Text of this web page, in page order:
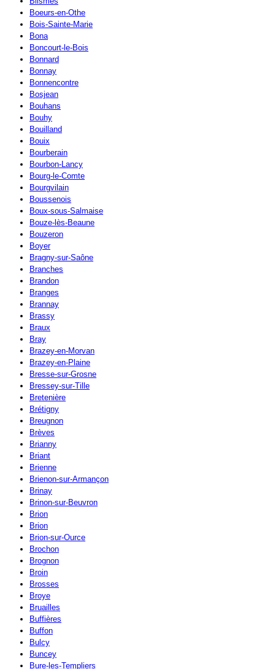
Boeurs-en-Othe
Bois-Sainte-Marie
Bona
Boncourt-le-Bois
Bonnard
Bonnay
Bonnencontre
Bosjean
Bouhans
Bouhy
Bouilland
Bouix
Bourberain
Bourbon-Lancy
Bourg-le-Comte
Bourgvilain
Boussenois
Boux-sous-Salmaise
Bouze-lès-Beaune
Bouzeron
Boyer
Bragny-sur-Saône
Branches
Brandon
Branges
Brannay
Brassy
Braux
Bray
Brazey-en-Morvan
Brazey-en-Plaine
Bresse-sur-Grosne
Bressey-sur-Tille
Bretenière
Brétigny
Breugnon
Brèves
Brianny
Briant
Brienne
Brienon-sur-Armançon
Brinay
Brinon-sur-Beuvron
Brion
Brion
Brion-sur-Ource
Brochon
Brognon
Broin
Brosses
Broye
Bruailles
Buffières
Buffon
Bulcy
Buncey
Bure-les-Templiers